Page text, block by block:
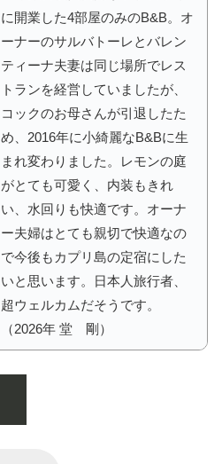
に開業した4部屋のみのB&B。オ
ーナーのサルバトーレとバレン
ティーナ夫妻は同じ場所でレス
トランを経営していましたが、
コックのお母さんが引退したた
め、2016年に小綺麗なB&Bに生
まれ変わりました。レモンの庭
がとても可愛く、内装もきれ
い、水回りも快適です。オーナ
ー夫婦はとても親切で快適なの
で今後もカプリ島の定宿にした
いと思います。日本人旅行者、
超ウェルカムだそうです。
（2026年 堂 剛）